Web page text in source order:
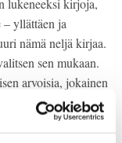
lukeneeksi kirjoja,
yllättäen ja
nämä neljä kirjaa.
sen mukaan.
arvoisia, jokainen